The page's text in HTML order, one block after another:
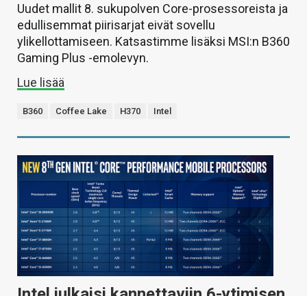
Uudet mallit 8. sukupolven Core-prosessoreista ja
edullisemmat piirisarjat eivät sovellu
ylikellottamiseen. Katsastimme lisäksi MSI:n B360
Gaming Plus -emolevyn.
Lue lisää
B360 Coffee Lake H370 Intel